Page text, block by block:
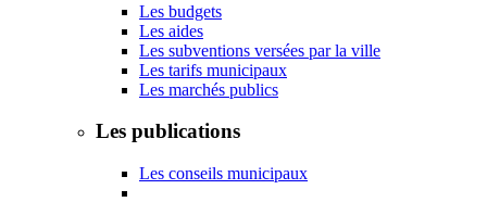
Les budgets
Les aides
Les subventions versées par la ville
Les tarifs municipaux
Les marchés publics
Les publications
Les conseils municipaux